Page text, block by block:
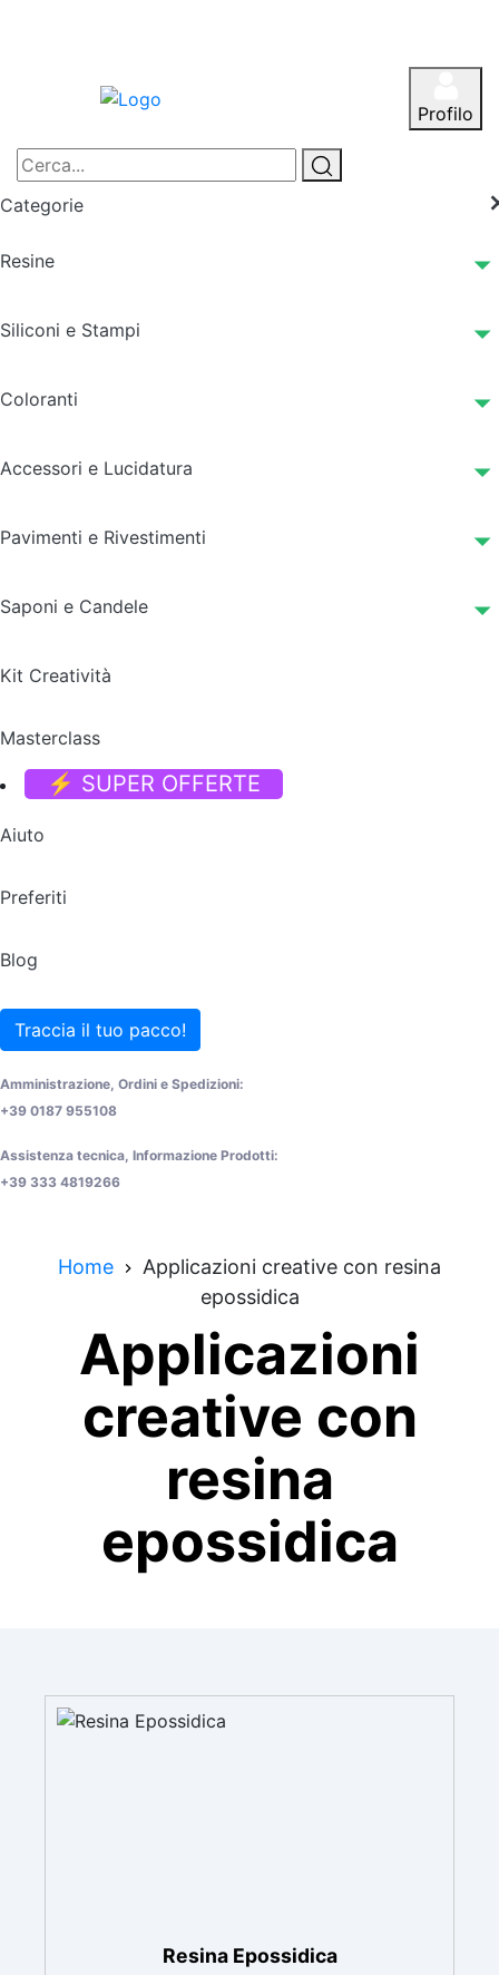
Profilo
Categorie
Resine
Siliconi e Stampi
Coloranti
Accessori e Lucidatura
Pavimenti e Rivestimenti
Saponi e Candele
Kit Creatività
Masterclass
⚡ SUPER OFFERTE
Aiuto
Preferiti
Blog
Traccia il tuo pacco!
Amministrazione, Ordini e Spedizioni:
+39 0187 955108
Assistenza tecnica, Informazione Prodotti:
+39 333 4819266
Home
Applicazioni creative con resina
epossidica
Applicazioni
creative con
resina
epossidica
Resina Epossidica